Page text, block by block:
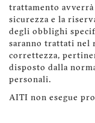
trattamento
sicurezza e la
degli obblighi
saranno trattati
correttezza,
disposto dalla
personali.
AITI non esegue